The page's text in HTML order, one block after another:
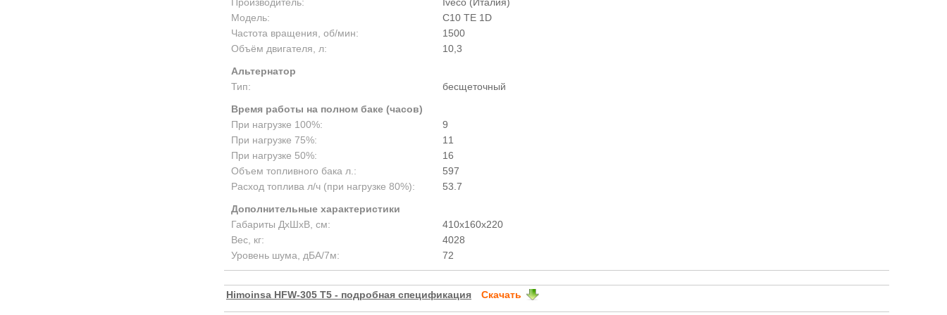
Модель:
C10 TE 1D
Частота вращения, об/мин:
1500
Объём двигателя, л:
10,3
Альтернатор
Тип:
бесщеточный
Время работы на полном баке (часов)
При нагрузке 100%:
9
При нагрузке 75%:
11
При нагрузке 50%:
16
Объем топливного бака л.:
597
Расход топлива л/ч (при нагрузке 80%):
53.7
Дополнительные характеристики
Габариты ДхШхВ, см:
410x160x220
Вес, кг:
4028
Уровень шума, дБА/7м:
72
Himoinsa HFW-305 T5 - подробная спецификация Скачать